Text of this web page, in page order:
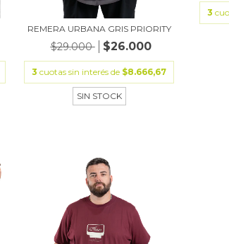
REMERA URBANA GRIS PRIORITY
$29.000 $26.000
3 cuotas sin interés de $8.666,67
SIN STOCK
3